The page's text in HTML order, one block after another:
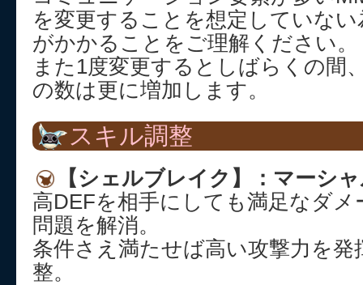
を変更することを想定していな
がかかることをご理解ください。
また1度変更するとしばらくの間
の数は更に増加します。
スキル調整
【シェルブレイク】：マーシ
高DEFを相手にしても満足なダ
問題を解消。
条件さえ満たせば高い攻撃力を
整。